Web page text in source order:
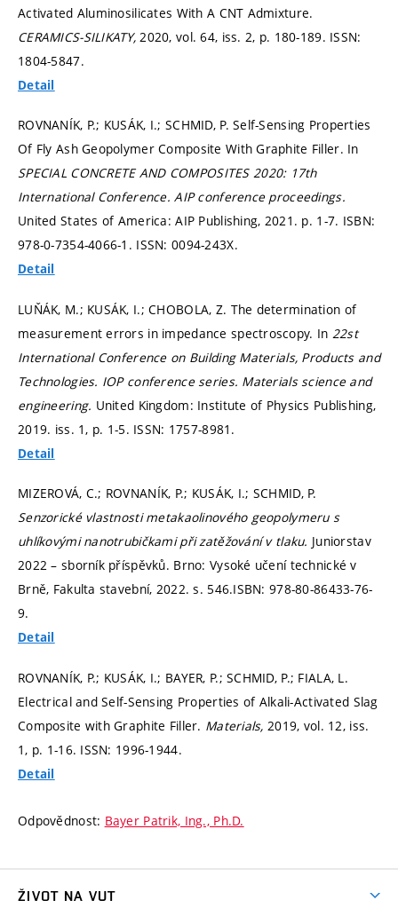
Activated Aluminosilicates With A CNT Admixture.
CERAMICS-SILIKATY, 2020, vol. 64, iss. 2, p. 180-189. ISSN:
1804-5847.
Detail
ROVNANÍK, P.; KUSÁK, I.; SCHMID, P. Self-Sensing Properties
Of Fly Ash Geopolymer Composite With Graphite Filler. In
SPECIAL CONCRETE AND COMPOSITES 2020: 17th
International Conference.AIP conference proceedings.
United States of America: AIP Publishing, 2021. p. 1-7. ISBN:
978-0-7354-4066-1. ISSN: 0094-243X.
Detail
LUŇÁK, M.; KUSÁK, I.; CHOBOLA, Z. The determination of
measurement errors in impedance spectroscopy. In 22st
International Conference on Building Materials, Products and
Technologies. IOP conference series. Materials science and
engineering. United Kingdom: Institute of Physics Publishing,
2019. iss. 1, p. 1-5. ISSN: 1757-8981.
Detail
MIZEROVÁ, C.; ROVNANÍK, P.; KUSÁK, I.; SCHMID, P.
Senzorické vlastnosti metakaolinového geopolymeru s
uhlíkovými nanotrubičkami při zatěžování v tlaku. Juniorstav
2022 – sborník příspěvků. Brno: Vysoké učení technické v
Brně, Fakulta stavební, 2022.s. 546.ISBN: 978-80-86433-76-
9.
Detail
ROVNANÍK, P.; KUSÁK, I.; BAYER, P.; SCHMID, P.; FIALA, L.
Electrical and Self-Sensing Properties of Alkali-Activated Slag
Composite with Graphite Filler. Materials, 2019, vol. 12, iss.
1, p. 1-16. ISSN: 1996-1944.
Detail
Odpovědnost: Bayer Patrik, Ing., Ph.D.
ŽIVOT NA VUT